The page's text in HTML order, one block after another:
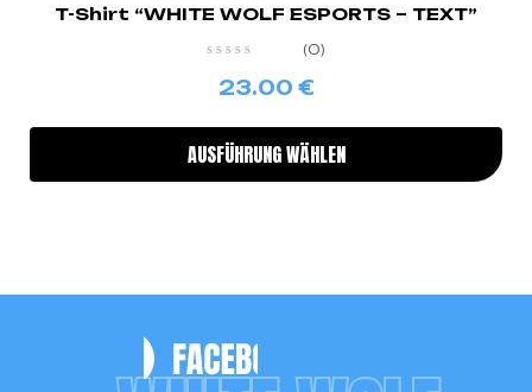
T-Shirt “WHITE WOLF ESPORTS – TEXT”
(0)
23.00 €
AUSFÜHRUNG WÄHLEN